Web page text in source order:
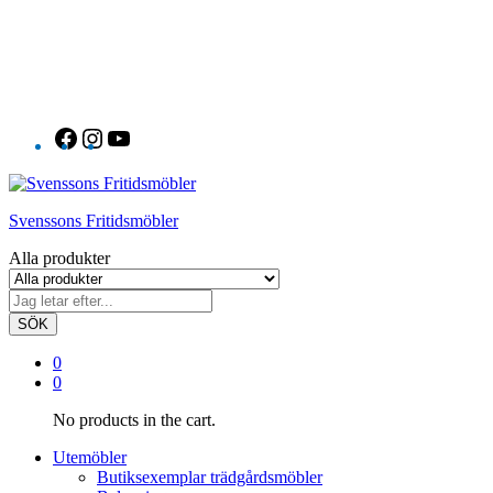
Facebook
Instagram
Svenssons Fritidsmöbler
Alla produkter
SÖK
0
0
No products in the cart.
Utemöbler
Butiksexemplar trädgårdsmöbler